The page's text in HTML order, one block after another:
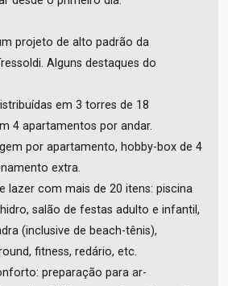
projeto de alto padrão da
Alguns destaques do
em 3 torres de 18
4 apartamentos por andar.
por apartamento, hobby-box de 4
extra.
lazer com mais de 20 itens: piscina
salão de festas adulto e infantil,
(inclusive de beach-tênis),
fitness, redário, etc.
preparação para ar-